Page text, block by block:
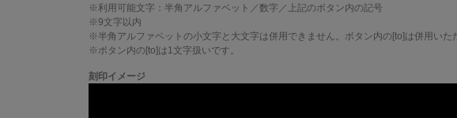
※利用可能文字： 半角アルファベット／数字／上記のボタン内の記号
※9文字以内
※半角アルファベットの小文字と大文字は併用できません。ボタン内の[to]は併用いた
※ボタン内の[to]は1文字扱いです。
刻印イメージ